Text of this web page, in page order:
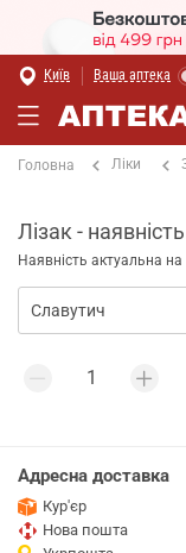
Київ Ваша аптека
Головна Ліки
Лізак -
Наявність актуальна
Адресна доставка
Кур'єр
Нова пошта